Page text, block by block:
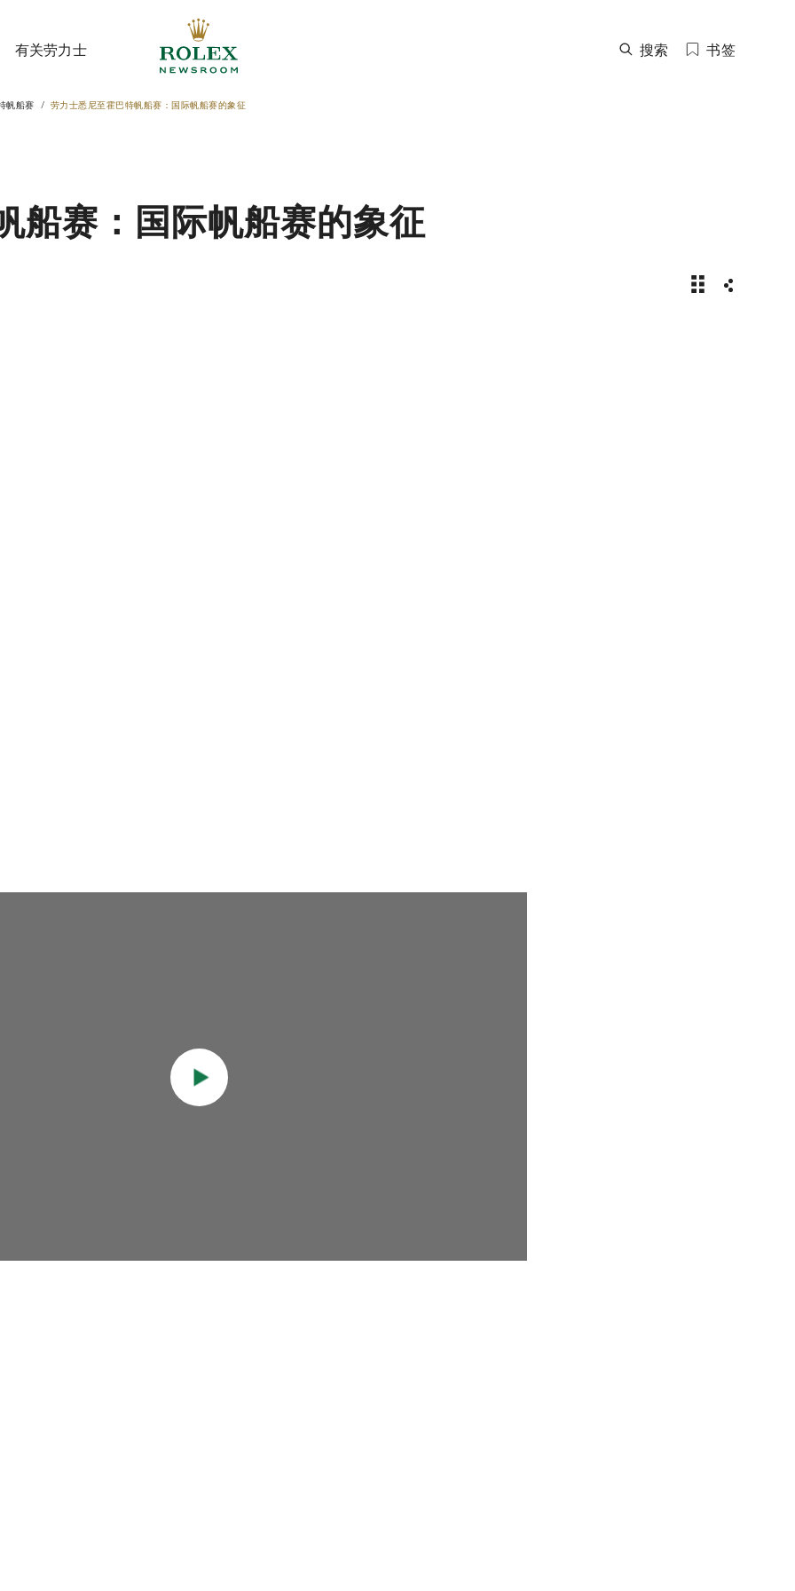
有关劳力士 搜索 书签
帆船赛 劳力士悉尼至霍巴特帆船赛：国际帆船赛的象征
船赛：国际帆船赛的象征
新闻故事 |